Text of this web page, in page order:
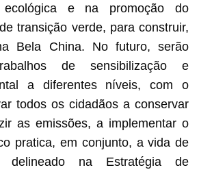
ecológica e na promoção do
transição verde, para construir,
Bela China. No futuro, serão
de sensibilização e
a diferentes níveis, com o
todos os cidadãos a conservar
as emissões, a implementar o
pratica, em conjunto, a vida de
delineado na Estratégia de